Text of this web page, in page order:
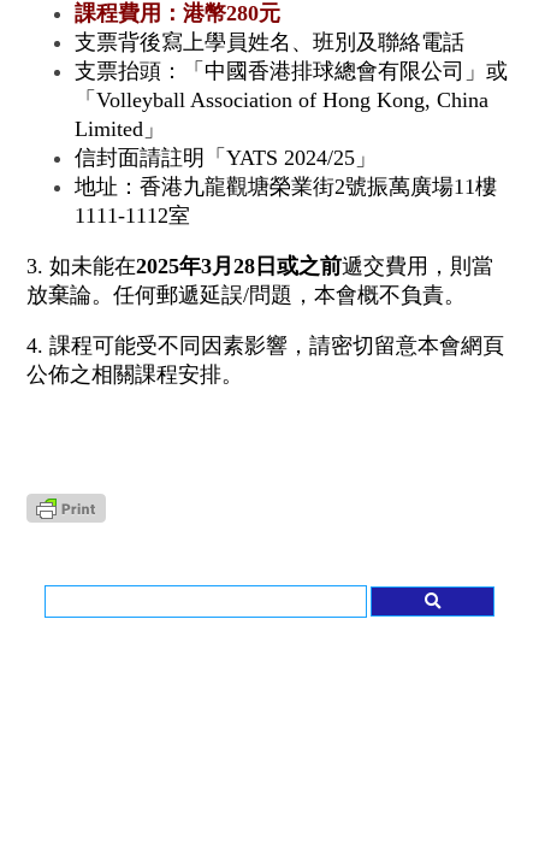
課程費用：港幣280元
支票背後寫上學員姓名、班別及聯絡電話
支票抬頭：「中國香港排球總會有限公司」或
「Volleyball Association of Hong Kong, China
Limited」
信封面請註明「YATS 2024/25」
地址：香港九龍觀塘榮業街2號振萬廣場11樓
1111-1112室
3. 如未能在2025年3月28日或之前遞交費用，則當
放棄論。任何郵遞延誤/問題，本會概不負責。
4. 課程可能受不同因素影響，請密切留意本會網頁
公佈之相關課程安排。